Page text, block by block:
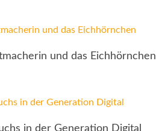
und das Eichhörnchen
in der Generation Digital